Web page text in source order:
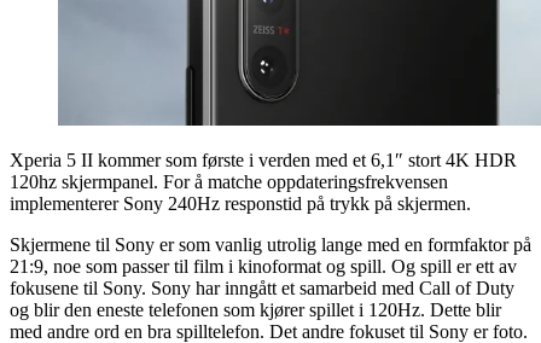
Xperia 5 II kommer som første i verden med et 6,1″ stort 4K HDR
120hz skjermpanel. For å matche oppdateringsfrekvensen
implementerer Sony 240Hz responstid på trykk på skjermen.
Skjermene til Sony er som vanlig utrolig lange med en formfaktor på
21:9, noe som passer til film i kinoformat og spill. Og spill er ett av
fokusene til Sony. Sony har inngått et samarbeid med Call of Duty
og blir den eneste telefonen som kjører spillet i 120Hz. Dette blir
med andre ord en bra spilltelefon. Det andre fokuset til Sony er foto.